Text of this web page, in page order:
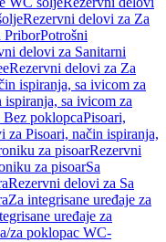
Rezervni delovi za Za
PriborPotrošni
delovi za Sanitarni
Rezervni delovi za Za
ispiranja, sa ivicom za
sa ivicom za
poklopcaPisoari,
za Pisoari, način ispiranja,
za pisoarRezervni
za pisoarSa
Rezervni delovi za Sa
Za integrisane uređaje za
uređaje za
za poklopac WC-